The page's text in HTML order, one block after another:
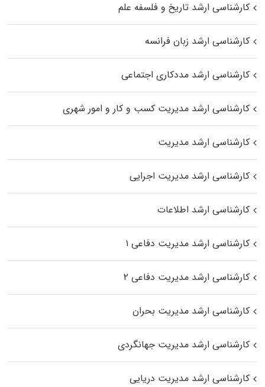
کارشناسی ارشد تاریخ و فلسفه علم
کارشناسی ارشد زبان فرانسه
کارشناسی ارشد مددکاری اجتماعی
کارشناسی ارشد مدیریت کسب و کار و امور شهری
کارشناسی ارشد مدیریت
کارشناسی ارشد مدیریت اجرایی
کارشناسی ارشد اطلاعات
کارشناسی ارشد مدیریت دفاعی ۱
کارشناسی ارشد مدیریت دفاعی ۲
کارشناسی ارشد مدیریت بحران
کارشناسی ارشد مدیریت جهانگردی
کارشناسی ارشد مدیریت دریایی